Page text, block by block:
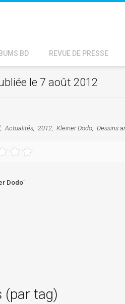
BD REVUE DE PRESSE
le 7 août 2012
Actualités 2012 Kleiner Dodo Dessins
Dodo"
(par tag)